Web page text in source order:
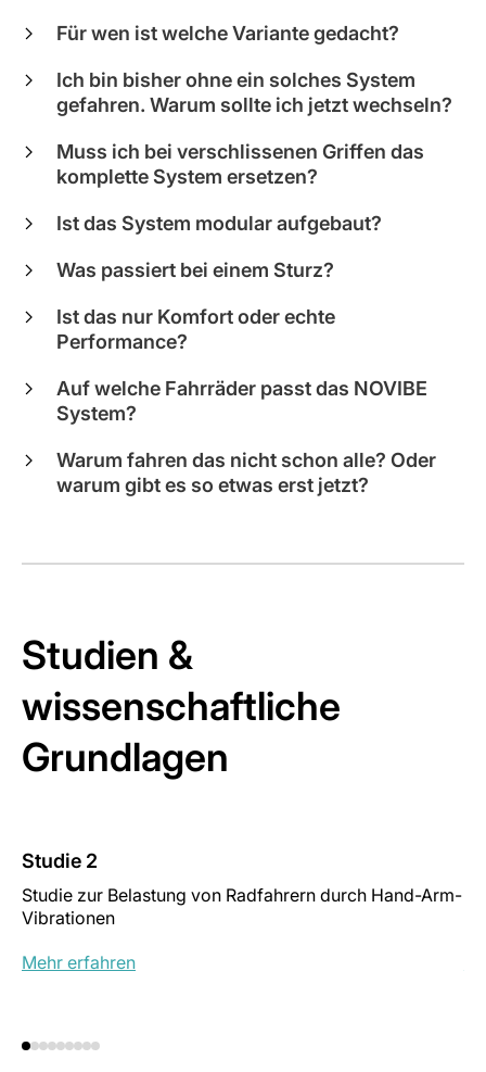
Für wen ist welche Variante gedacht?
Ich bin bisher ohne ein solches System
gefahren. Warum sollte ich jetzt wechseln?
Muss ich bei verschlissenen Griffen das
komplette System ersetzen?
Ist das System modular aufgebaut?
Was passiert bei einem Sturz?
Ist das nur Komfort oder echte
Performance?
Auf welche Fahrräder passt das NOVIBE
System?
Warum fahren das nicht schon alle? Oder
warum gibt es so etwas erst jetzt?
Studien &
wissenschaftliche
Grundlagen
Studie 2
Studie zur Belastung von Radfahrern durch Hand-Arm-
Vibrationen
Mehr erfahren